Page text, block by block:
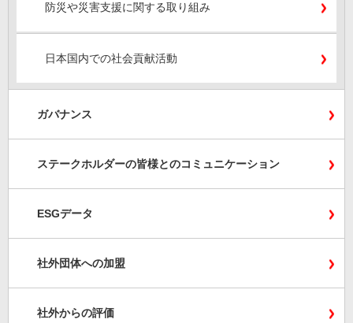
防災や災害支援に関する取り組み
日本国内での社会貢献活動
ガバナンス
ステークホルダーの皆様とのコミュニケーション
ESGデータ
社外団体への加盟
社外からの評価